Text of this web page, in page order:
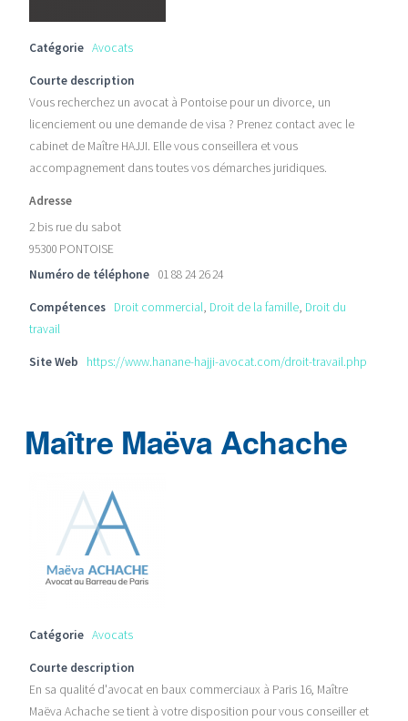
Catégorie Avocats
Courte description
Vous recherchez un avocat à Pontoise pour un divorce, un
licenciement ou une demande de visa ? Prenez contact avec le
cabinet de Maître HAJJI. Elle vous conseillera et vous
accompagnement dans toutes vos démarches juridiques.
Adresse
2 bis rue du sabot
95300 PONTOISE
Numéro de téléphone 01 88 24 26 24
Compétences Droit commercial, Droit de la famille, Droit du
travail
Site Web https://www.hanane-hajji-avocat.com/droit-travail.php
Maître Maëva Achache
Catégorie Avocats
Courte description
En sa qualité d'avocat en baux commerciaux à Paris 16, Maître
Maëva Achache se tient à votre disposition pour vous conseiller et